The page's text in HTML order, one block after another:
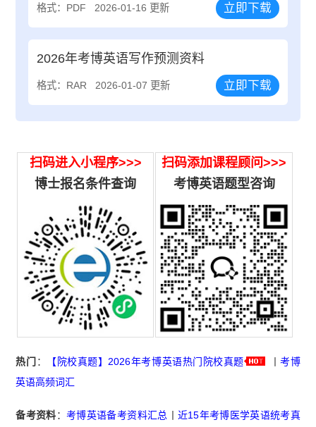
格式：PDF 2026-01-16 更新 立即下载
2026年考博英语写作预测资料
格式：RAR 2026-01-07 更新 立即下载
扫码进入小程序>>>
博士报名条件查询
扫码添加课程顾问>>>
考博英语题型咨询
热门 ： 【院校真题】2026年考博英语热门院校真题 丨考博
英语高频词汇
备考资料：考博英语备考资料汇总 近15年考博医学英语统考真